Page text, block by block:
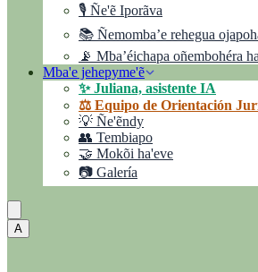
🎙️ Ñe'ẽ Iporãva
📚 Ñemomba’e rehegua
📡 Mba’éichapa oñembohéra
Mba'e jehepyme'ẽ
✨ Juliana, asistente IA
⚖️ Equipo de Orientación
💡 Ñe'ẽndy
👥 Tembiapo
🤝 Mokõi ha'eve
📷 Galería
A